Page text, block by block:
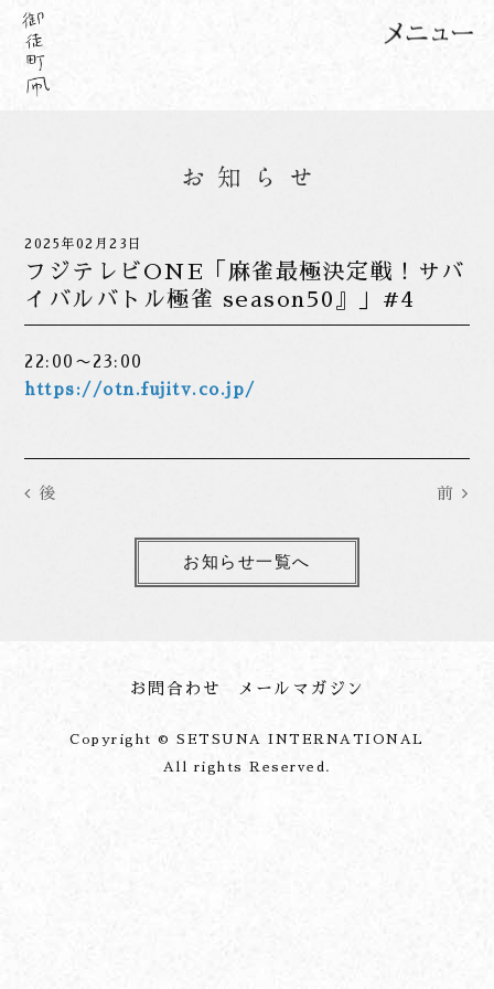
2025年02月23日
フジテレビONE「麻雀最極決定戦！サバ
イバルバトル極雀 season50』」#4
22:00〜23:00
https://otn.fujitv.co.jp/
後 前
お知らせ一覧へ
お問合わせ メールマガジン
Copyright © SETSUNA INTERNATIONAL
All rights Reserved.